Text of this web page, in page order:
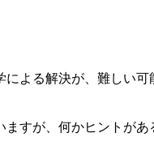
よる解決が、難しい
すが、何かヒントが